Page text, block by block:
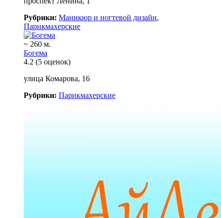
Рубрики: Маникюр и ногтевой дизайн,
Парикмахерские
~ 260 м.
Богема
4.2 (5 оценок)
улица Комарова, 16
Рубрики: Парикмахерские